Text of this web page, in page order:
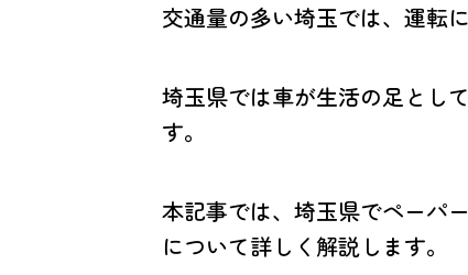
交通量の多い埼玉では、運転
埼玉県では車が生活の足とし
す。
本記事では、埼玉県でペーパ
について詳しく解説します。